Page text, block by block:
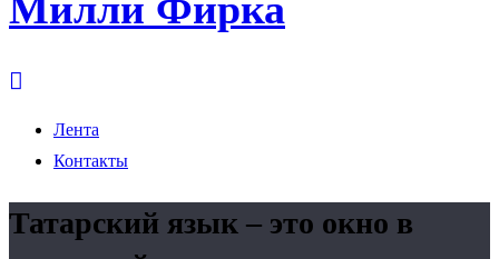
Лента
Контакты
Татарский язык – это окно в